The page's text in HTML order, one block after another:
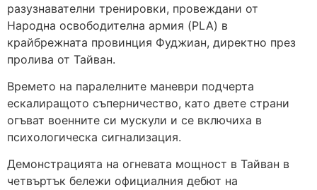
разузнавателни тренировки, провеждани от
Народна освободителна армия (PLA) в
крайбрежната провинция Фуджиан, директно през
пролива от Тайван.
Времето на паралелните маневри подчерта
ескалиращото съперничество, като двете страни
огъват военните си мускули и се включиха в
психологическа сигнализация.
Демонстрацията на огневата мощност в Тайван в
четвъртък бележи официалния дебют на